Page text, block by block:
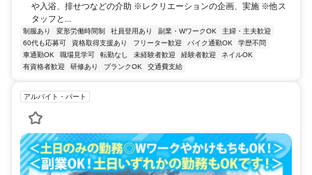
や入浴、排せつなどの介助 ※レクリエーションの企画、実施 ※他ス
タッフと...
制服あり 変形労働時間制 社員登用あり 副業・WワークOK
主婦・主夫歓迎
60代も応募可
資格取得支援あり フリーター歓迎 バイク通勤OK
学歴不問
車通勤OK
職場見学可 転勤なし 未経験者歓迎 経験者歓迎
ネイルOK
有資格者歓迎
研修あり ブランクOK 交通費支給
アルバイト・パート